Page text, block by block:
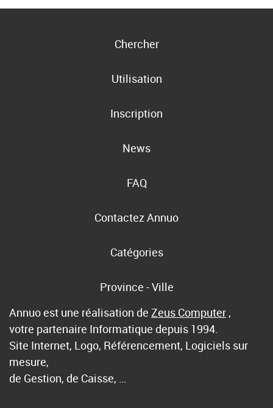
Chercher
Utilisation
Inscription
News
FAQ
Contactez Annuo
Catégories
Province - Ville
Annuo est une réalisation de Zeus Computer ,
votre partenaire Informatique depuis 1994.
Site Internet, Logo, Référencement, Logiciels sur
mesure,
de Gestion, de Caisse, …